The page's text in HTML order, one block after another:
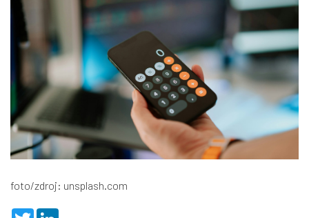
foto/zdroj: unsplash.com
T